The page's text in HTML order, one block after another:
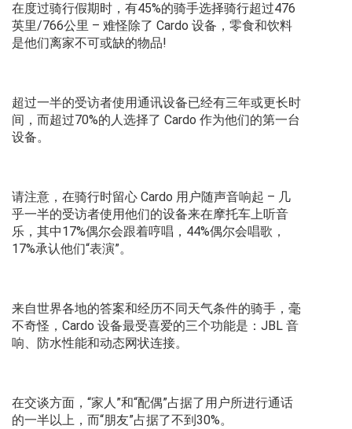
在度过骑行假期时，有45%的骑手选择骑行超过476
英里/766公里 – 难怪除了 Cardo 设备，零食和饮料
是他们离家不可或缺的物品!
超过一半的受访者使用通讯设备已经有三年或更长时
间，而超过70%的人选择了 Cardo 作为他们的第一台
设备。
请注意，在骑行时留心 Cardo 用户随声音响起 – 几
乎一半的受访者使用他们的设备来在摩托车上听音
乐，其中17%偶尔会跟着哼唱，44%偶尔会唱歌，
17%承认他们“表演”。
来自世界各地的答案和经历不同天气条件的骑手，毫
不奇怪，Cardo 设备最受喜爱的三个功能是：JBL 音
响、防水性能和动态网状连接。
在交谈方面，“家人”和“配偶”占据了用户所进行通话
的一半以上，而“朋友”占据了不到30%。